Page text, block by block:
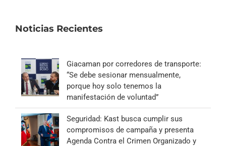
Noticias Recientes
Giacaman por corredores de transporte:
“Se debe sesionar mensualmente,
porque hoy solo tenemos la
manifestación de voluntad”
Seguridad: Kast busca cumplir sus
compromisos de campaña y presenta
Agenda Contra el Crimen Organizado y